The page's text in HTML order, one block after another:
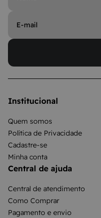
Institucional
Quem somos
Política de Privacidade
Cadastre-se
Minha conta
Central de ajuda
Central de atendimento
Como Comprar
Pagamento e envio